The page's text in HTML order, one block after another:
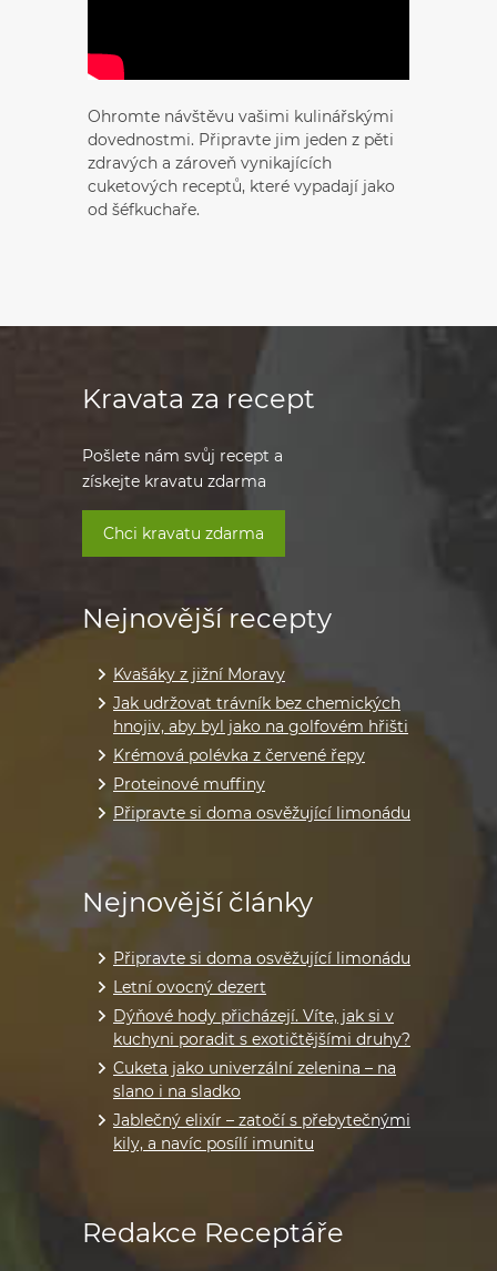
Ohromte návštěvu vašimi kulinářskými
dovednostmi. Připravte jim jeden z pěti
zdravých a zároveň vynikajících
cuketových receptů, které vypadají jako
od šéfkuchaře.
Nejnovější recepty
Kvašáky z jižní Moravy
Jak udržovat trávník bez chemických
hnojiv, aby byl jako na golfovém hřišti
Krémová polévka z červené řepy
Proteinové muffiny
Připravte si doma osvěžující limonádu
Nejnovější články
Připravte si doma osvěžující limonádu
Letní ovocný dezert
Dýňové hody přicházejí. Víte, jak si v
kuchyni poradit s exotičtějšími druhy?
Cuketa jako univerzální zelenina – na
slano i na sladko
Jablečný elixír – zatočí s přebytečnými
kily, a navíc posílí imunitu
Kravata za recept
Pošlete nám svůj recept a
získejte kravatu zdarma
Chci kravatu zdarma
Redakce Receptáře